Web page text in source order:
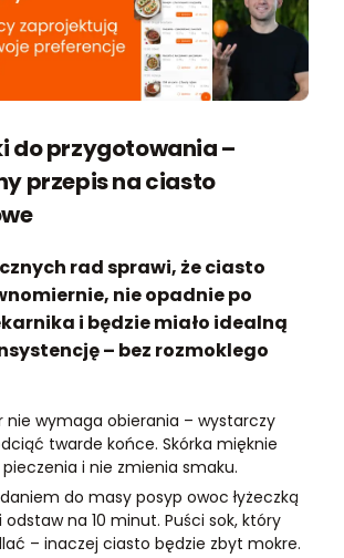
do przygotowania –
przepis na ciasto
rad sprawi, że ciasto
nie opadnie po
i będzie miało idealną
– bez rozmoklego
nie wymaga obierania – wystarczy
twarde końce. Skórka mięknie
i nie zmienia smaku.
do masy posyp owoc łyżeczką
odstaw na 10 minut. Puści sok, który
– inaczej ciasto będzie zbyt mokre.